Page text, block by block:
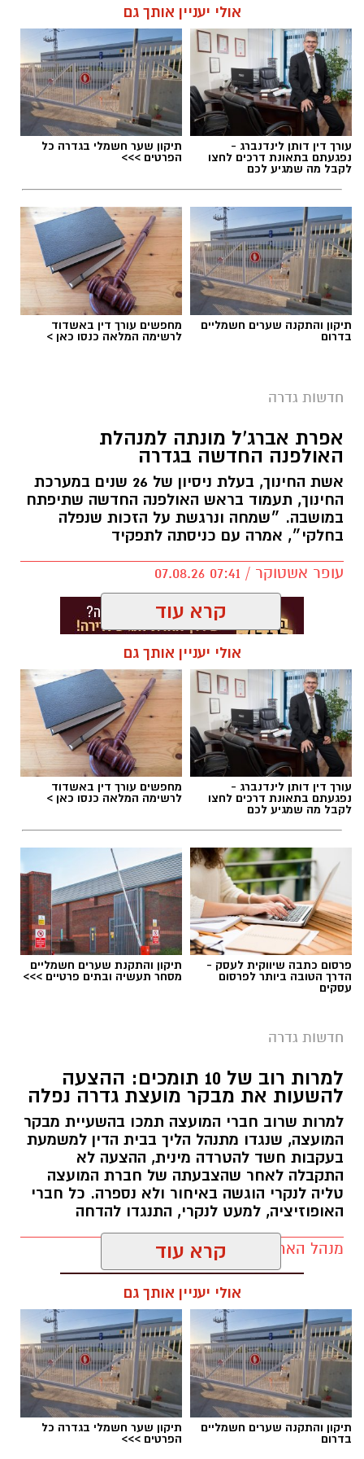
אולי יעניין אותך גם
עורך דין דותן לינדנברג -
נפגעתם בתאונת דרכים לחצו
לקבל מה שמגיע לכם
תיקון שער חשמלי בגדרה כל
הפרטים >>>
תיקון והתקנה שערים חשמליים
בדרום
מחפשים עורך דין באשדוד
לרשימה המלאה כנסו כאן >
חדשות גדרה
אפרת אברג’ל מונתה למנהלת
האולפנה החדשה בגדרה
אשת החינוך, בעלת ניסיון של 26 שנים במערכת
החינוך, תעמוד בראש האולפנה החדשה שתיפתח
במושבה. ״שמחה ונרגשת על הזכות שנפלה
בחלקי״, אמרה עם כניסתה לתפקיד
עופר אשטוקר / 07:41 07.08.26
תגים:אולפנה חדשה בגדרה, אפרת אברג׳ל
אפרת אברג׳ל - מנהלת האולפנה החדשה בגדרה
אפרת אברג’ל למנהלת האולפנה החדשה,
הדתי.
אברג’ל מביאה עמה ניסיון חינוכי של 26 שנים,
שבמהלכן מילאה שורה של תפקידי הוראה, חינוך
וניהול. לאורך השנים הובילה תלמידות וצוותים
חינוכיים, הקימה מגמות לימוד, חינכה דורות של
תלמידות, ואף יצאה לשליחות ציונית בת ארבע
שנים בקהילות יהודיות בקנדה ובארצות הברית.
בשנים האחרונות שימשה כרכזת פדגוגית וכמנהלת
התיכון באולפנת צביה ברחובות, וכעת היא תוביל
את הקמתה ופיתוחה של האולפנה החדשה בגדרה,
מתוך שאיפה לקדם חינוך המשלב ערכים, מצוינות
והעצמה אישית.
עם מינויה אמרה אברג’ל:
“ב”ה שמחה ונרגשת על הזכות שנפלה בחלקי
קרא עוד
אולי יעניין אותך גם
עורך דין דותן לינדנברג -
נפגעתם בתאונת דרכים לחצו
לקבל מה שמגיע לכם
מחפשים עורך דין באשדוד
לרשימה המלאה כנסו כאן >
פרסום כתבה שיווקית לעסק -
הדרך הטובה ביותר לפרסום
עסקים
תיקון והתקנת שערים חשמליים
מסחר תעשיה ובתים פרטיים >>>
חדשות גדרה
למרות רוב של 10 תומכים: ההצעה
להשעות את מבקר מועצת גדרה נפלה
למרות שרוב חברי המועצה תמכו בהשעיית מבקר
המועצה, שנגדו מתנהל הליך בבית הדין למשמעת
בעקבות חשד להטרדה מינית, ההצעה לא
התקבלה לאחר שהצבעתה של חברת המועצה
טליה לנקרי הוגשה באיחור ולא נספרה. כל חברי
האופוזיציה, למעט לנקרי, התנגדו להדחה
מנהל האתר / 17:29 06.08.26
תגים:מועצה מקומית גדרה
הדחת מבקר המועצה
המקומית גדרה
קרא עוד
אולי יעניין אותך גם
תיקון והתקנה שערים חשמליים
בדרום
תיקון שער חשמלי בגדרה כל
הפרטים >>>